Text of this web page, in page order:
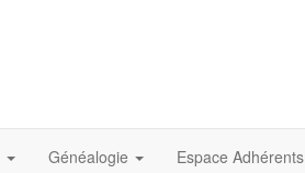
Généalogie Espace Adhérents